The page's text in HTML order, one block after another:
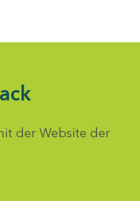
der Website der
auswählen